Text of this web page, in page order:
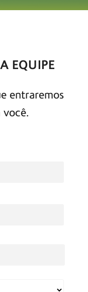
EQUIPE
entraremos